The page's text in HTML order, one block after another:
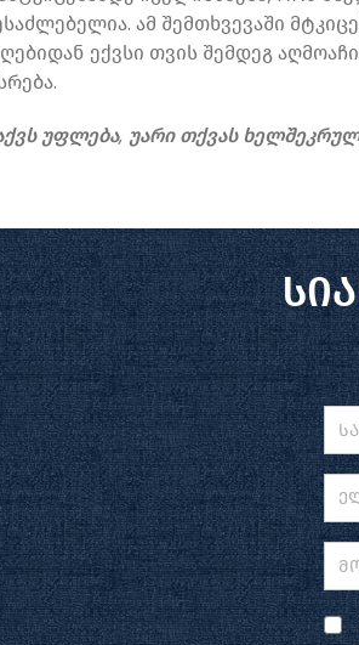
ამ შემთხვევაში
ექვსი თვის შემდეგ
უფლება, უარი თქვას